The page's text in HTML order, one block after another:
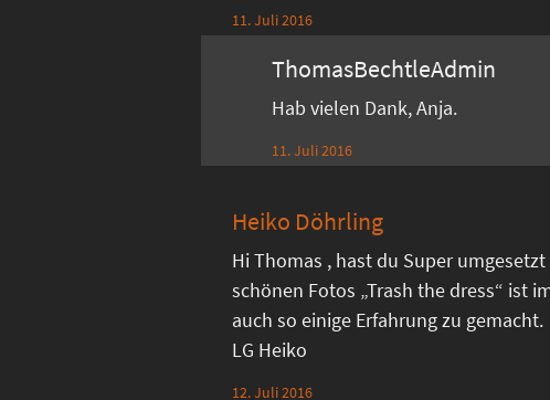
11. Juli 2016
ThomasBechtleAdmin
Hab vielen Dank, Anja.
11. Juli 2016
Heiko Döhrling
Hi Thomas , hast du Super
schönen Fotos „Trash the dress“ ist
auch so einige Erfahrung zu gemacht.
LG Heiko
12. Juli 2016